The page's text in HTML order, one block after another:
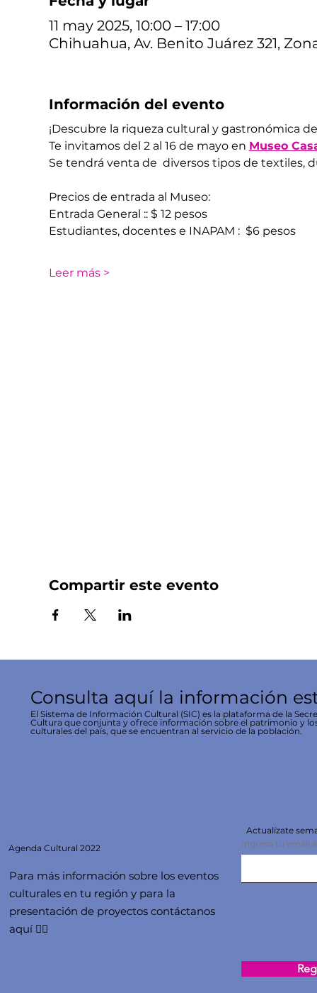
11 may 2025, 10:00 – 17:00
Chihuahua, Av. Benito Juárez 321,
Información del evento
¡Descubre la riqueza cultural y gastronómica
Te invitamos del 2 al 16 de mayo en Museo
Se tendrá venta de  diversos tipos de textiles,
Precios de entrada al Museo:
Entrada General :: $ 12 pesos
Estudiantes, docentes e INAPAM :  $6 pesos
Leer más >
Compartir este evento
Consulta aquí la información
El Sistema de Información Cultural (SIC) es la plataforma de la
Cultura que conjunta y ofrece información sobre el patrimonio y
culturales del país, que se encuentran al servicio de la población.
Agenda Cultural 2022
Para más información sobre los eventos
culturales en tu región y para la
presentación de proyectos contáctanos
aquí 👇🏻
Actualízate
Ingresa tu email